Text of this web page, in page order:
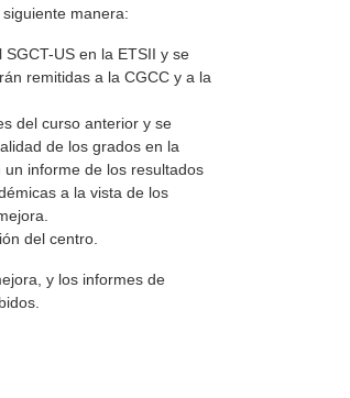
manera:
US en la ETSII y se
remitidas a la CGCC y a la
del curso anterior y se
de los grados en la
informe de los resultados
a la vista de los
del centro.
y los informes de